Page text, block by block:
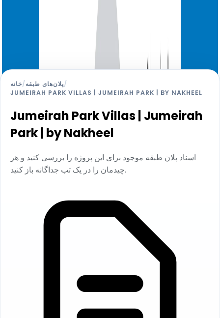
خانه/پلان‌های طبقه/
JUMEIRAH PARK VILLAS | JUMEIRAH PARK | BY NAKHEEL
Jumeirah Park Villas | Jumeirah
Park | by Nakheel
اسناد پلان طبقه موجود برای این پروژه را بررسی کنید و هر
چیدمان را در یک تب جداگانه باز کنید.